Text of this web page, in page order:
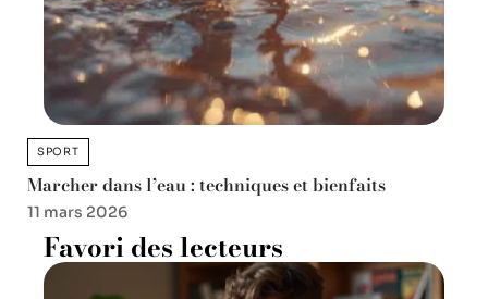
SPORT
Marcher dans l’eau : techniques et bienfaits
11 mars 2026
Favori des lecteurs